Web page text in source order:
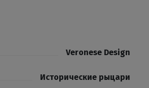
Veronese Design
Исторические рыцари